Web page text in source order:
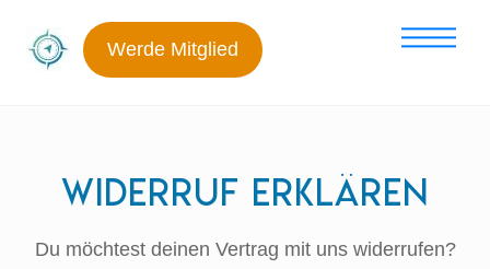
Werde Mitglied
Widerruf erklären
Du möchtest deinen Vertrag mit uns widerrufen?